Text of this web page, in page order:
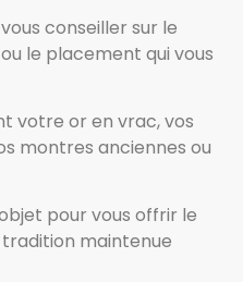
conseiller sur le
le placement qui vous
votre or en vrac, vos
montres anciennes ou
pour vous offrir le
maintenue